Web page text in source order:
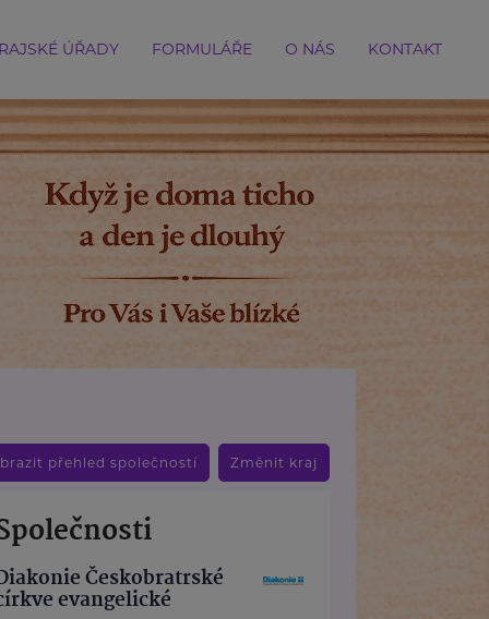
ÚŘADY FORMULÁŘE O NÁS KONTAKT
přehled společností Změnit kraj
Českobratrské
evangelické